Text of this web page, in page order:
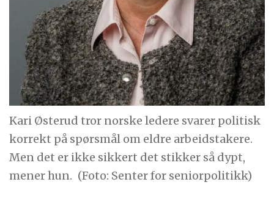
Kari Østerud tror norske ledere svarer politisk
korrekt på spørsmål om eldre arbeidstakere.
Men det er ikke sikkert det stikker så dypt,
mener hun. (Foto: Senter for seniorpolitikk)